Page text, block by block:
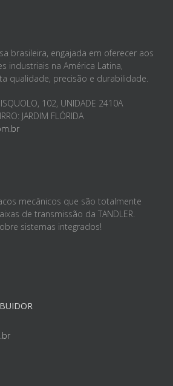
brasileira, engajada em oferecer aos
industriais na América Latina,
qualidade, precisão e durabilidade.
102, UNIDADE 2410A
JARDIM FLÓRIDA
mecânicos que são totalmente
de transmissão da TANDLER.
sistemas integrados!